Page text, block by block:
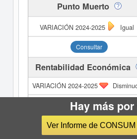
Punto Muerto
Igual
Consultar
Rentabilidad Económica
Consultar
Rentabilidad Financiera
Hay más
Ver Informe de